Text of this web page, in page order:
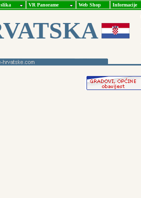
slika VR Panorame Web Shop Informacije